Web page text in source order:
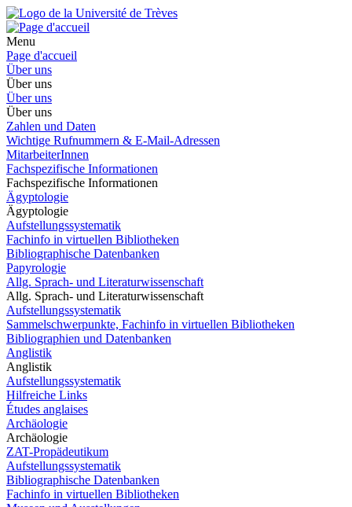
Menu
Page d'accueil
Über uns
Über uns
Über uns
Über uns
Zahlen und Daten
Wichtige Rufnummern & E-Mail-Adressen
MitarbeiterInnen
Fachspezifische Informationen
Fachspezifische Informationen
Ägyptologie
Ägyptologie
Aufstellungssystematik
Fachinfo in virtuellen Bibliotheken
Bibliographische Datenbanken
Papyrologie
Allg. Sprach- und Literaturwissenschaft
Allg. Sprach- und Literaturwissenschaft
Aufstellungssystematik
Sammelschwerpunkte, Fachinfo in virtuellen Bibliotheken
Bibliographien und Datenbanken
Anglistik
Anglistik
Aufstellungssystematik
Hilfreiche Links
Études anglaises
Archäologie
Archäologie
ZAT-Propädeutikum
Aufstellungssystematik
Bibliographische Datenbanken
Fachinfo in virtuellen Bibliotheken